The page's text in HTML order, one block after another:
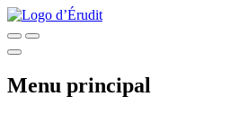
Menu principal